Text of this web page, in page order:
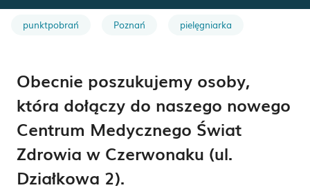
punktpobrań Poznań pielęgniarka
Obecnie poszukujemy osoby,
która dołączy do naszego nowego
Centrum Medycznego Świat
Zdrowia w Czerwonaku (ul.
Działkowa 2).